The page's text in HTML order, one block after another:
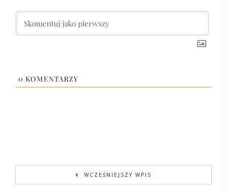
0 KOMENTARZY
WCZEŚNIEJSZY WPIS